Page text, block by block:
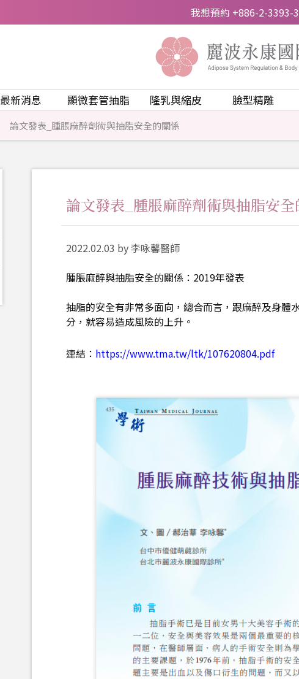
我想預約 +886-2-3393-
最新消息 顯微套管抽脂 隆乳與縮皮 臉型精雕
論文發表_腫脹麻醉劑術與抽脂安全的關係
論文發表_腫脹麻醉劑術與抽脂安
2022.02.03 by 李咏馨醫師
腫脹麻醉與抽脂安全的關係：2019年發表
抽脂的安全有非常多面向，總合而言，跟麻醉及身體
分，就容易造成風險的上升。
連結： https://www.tma.tw/ltk/107620804.pdf